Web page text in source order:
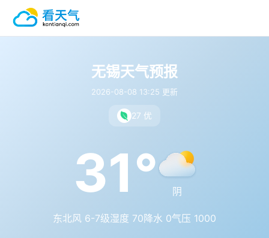
无锡天气预报
2026-08-08 13:25 更新
27 优
31° 阴
东北风 6-7级湿度 70降水 0气压 1000